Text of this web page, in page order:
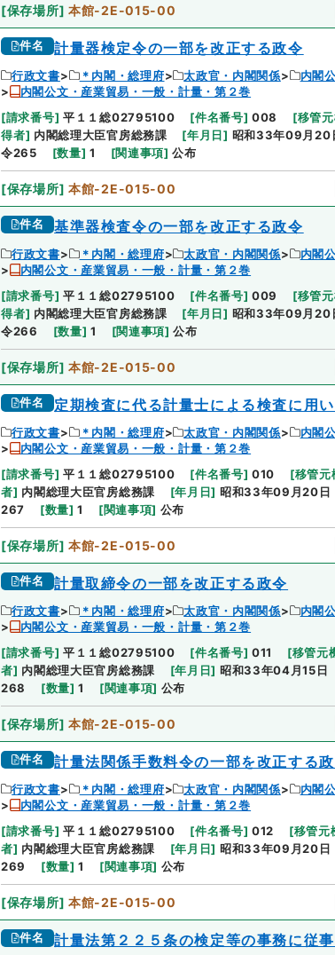
[保存場所] 本館-2E-015-00
件名 計量器検定令の一部を改正する政令
行政文書 ＊内閣・総理府 太政官・内閣関係 内閣
内閣公文・産業貿易・一般・計量・第２巻
[請求番号] 平１１総02795100 [件名番号] 008 [移管
得者] 内閣総理大臣官房総務課 [年月日] 昭和33年09月20
令265
[数量] 1 [関連事項] 公布
[保存場所] 本館-2E-015-00
件名 基準器検査令の一部を改正する政令
行政文書 ＊内閣・総理府 太政官・内閣関係 内閣
内閣公文・産業貿易・一般・計量・第２巻
[請求番号] 平１１総02795100 [件名番号] 009 [移管
得者] 内閣総理大臣官房総務課 [年月日] 昭和33年09月20
令266
[数量] 1 [関連事項] 公布
[保存場所] 本館-2E-015-00
件名 定期検査に代る計量士による検査に用
行政文書 ＊内閣・総理府 太政官・内閣関係 内閣
内閣公文・産業貿易・一般・計量・第２巻
[請求番号] 平１１総02795100 [件名番号] 010 [移管元
者] 内閣総理大臣官房総務課 [年月日] 昭和33年09月20日
267
[数量] 1 [関連事項] 公布
[保存場所] 本館-2E-015-00
件名 計量取締令の一部を改正する政令
行政文書 ＊内閣・総理府 太政官・内閣関係 内閣
内閣公文・産業貿易・一般・計量・第２巻
[請求番号] 平１１総02795100 [件名番号] 011 [移管元
者] 内閣総理大臣官房総務課 [年月日] 昭和33年04月15日
268
[数量] 1 [関連事項] 公布
[保存場所] 本館-2E-015-00
件名 計量法関係手数料令の一部を改正する
行政文書 ＊内閣・総理府 太政官・内閣関係 内閣
内閣公文・産業貿易・一般・計量・第２巻
[請求番号] 平１１総02795100 [件名番号] 012 [移管元
者] 内閣総理大臣官房総務課 [年月日] 昭和33年09月20日
269
[数量] 1 [関連事項] 公布
[保存場所] 本館-2E-015-00
件名 計量法第２２５条の検定等の事務に従